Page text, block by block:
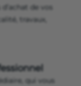
de vos
travaux,
qui vous